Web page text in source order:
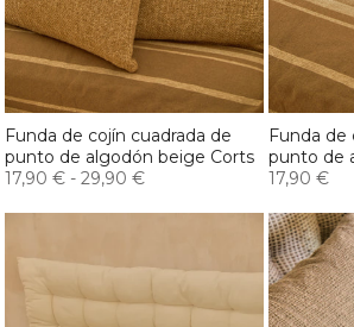
Funda de cojín cuadrada de
punto de algodón beige Corts
17,90 € - 29,90 €
Funda de
punto de
17,90 €